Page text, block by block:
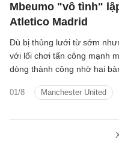
Mbeumo "vô tình"
Atletico Madrid
01/8 Manchester United
Dù bị thủng lưới từ sớm
với lối chơi tấn công mạnh
dòng thành công nhờ hai